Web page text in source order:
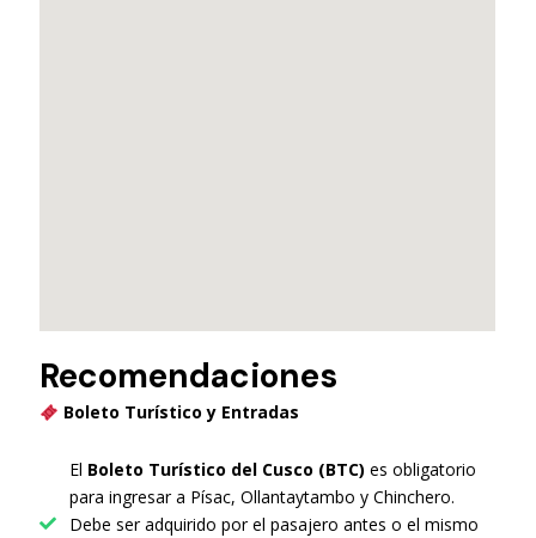
Recomendaciones
Boleto Turístico y Entradas
El Boleto Turístico del Cusco (BTC) es obligatorio
para ingresar a Písac, Ollantaytambo y Chinchero.
Debe ser adquirido por el pasajero antes o el mismo